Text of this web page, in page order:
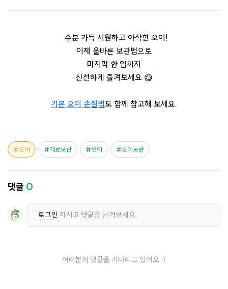
수분 가득 시원하고 아삭한 오이!
이제 올바른 보관법으로
마지막 한 입까지
신선하게 즐겨보세요 😋
기본 오이 손질법도 함께 참고해 보세요.
오이 재료보관 오이 오이보관
댓글 0
로그인 하시고 댓글을 남겨보세요.
여러분의 댓글을 기다리고 있어요 :)